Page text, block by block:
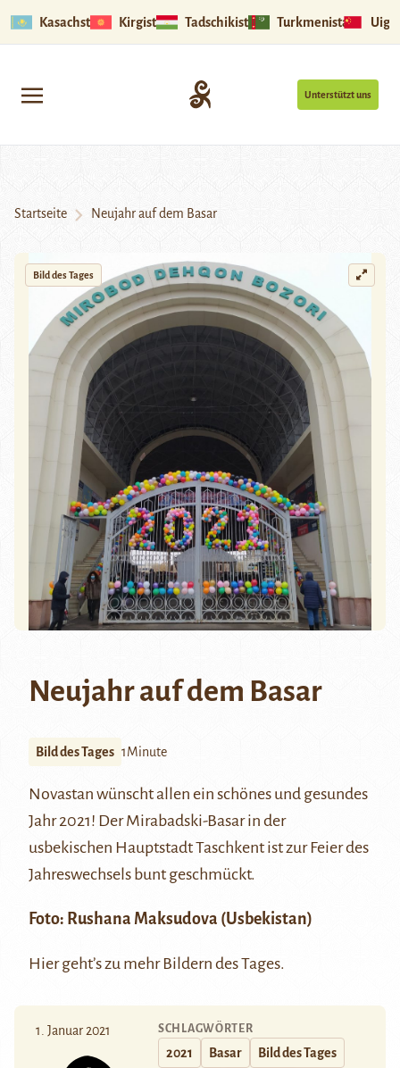
Kasachstan Kirgistan Tadschikistan Turkmenistan
Unterstützt uns
Startseite Neujahr auf dem Basar
Bild des Tages
Neujahr auf dem Basar
Bild des Tages 1Minute
Novastan wünscht allen ein schönes und gesundes
Jahr 2021! Der Mirabadski-Basar in der
usbekischen Hauptstadt Taschkent ist zur Feier des
Jahreswechsels bunt geschmückt.
Foto: Rushana Maksudova (Usbekistan)
Hiergeht’s zu mehr Bildern des Tages.
1. Januar 2021 SCHLAGWÖRTER
2021 Basar Bild des Tages